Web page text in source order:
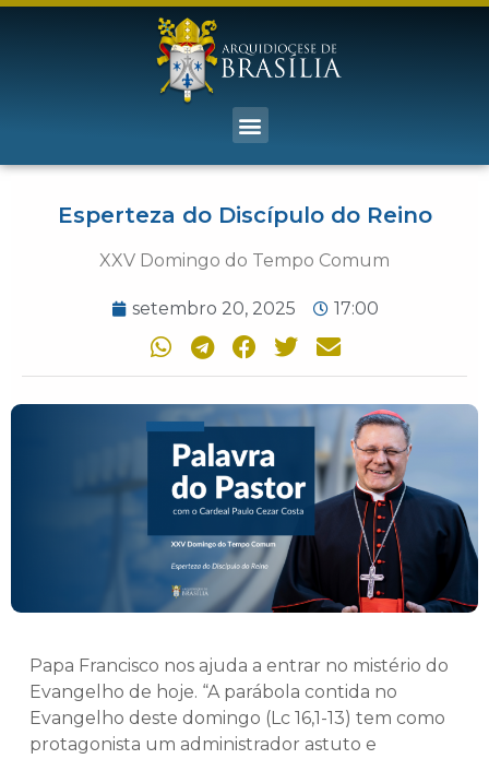
Esperteza do Discípulo do Reino
XXV Domingo do Tempo Comum
setembro 20, 2025 17:00
Papa Francisco nos ajuda a entrar no mistério do
Evangelho de hoje. “A parábola contida no
Evangelho deste domingo (Lc 16,1-13) tem como
protagonista um administrador astuto e